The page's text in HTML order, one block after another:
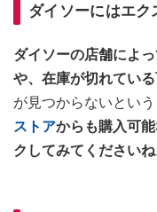
ダイソーにはエク
ダイソーの店舗によ
や、在庫が切れている
が見つからないという
ストアからも購入可
クしてみてくださいね